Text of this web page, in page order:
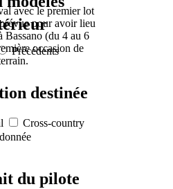
avec le premier lot
pour avoir lieu
Bassano (du 4 au 6
occasion de
Précédents
destinée
Cross-country
du pilote